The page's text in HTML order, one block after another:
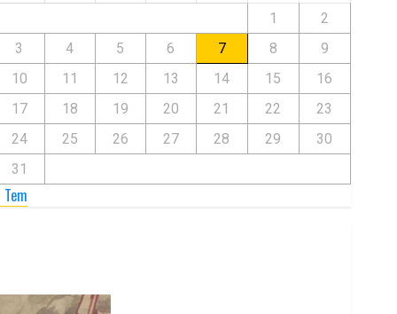
1
2
3
4 5 6 7 8
9
10
11 12 13 14 15
16
17
18 19 20 21 22
23
24
25 26 27 28 29
30
31